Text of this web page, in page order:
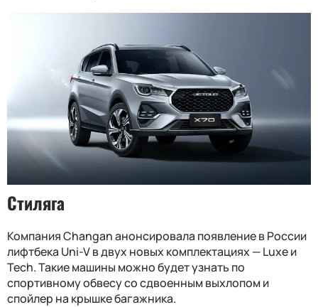
Стиляга
Компания Changan анонсировала появление в России
лифтбека Uni-V в двух новых комплектациях — Luxe и
Tech. Такие машины можно будет узнать по
спортивному обвесу со сдвоенным выхлопом и
спойлер на крышке багажника.